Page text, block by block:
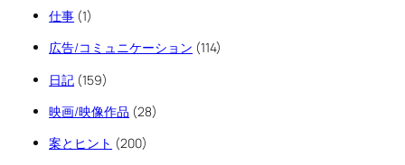
仕事 (1)
広告/コミュニケーション (114)
日記 (159)
映画/映像作品 (28)
案とヒント (200)